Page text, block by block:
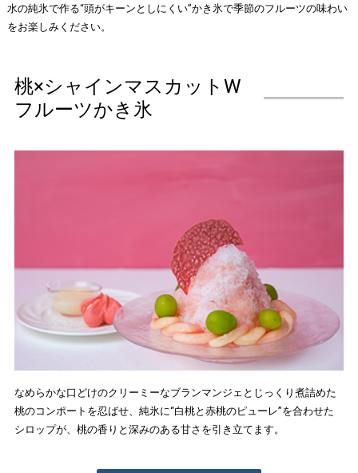
水の純氷で作る“頭がキーンとしにくい”かき氷で季節のフルーツの味わい
をお楽しみください。
桃×シャインマスカットW
フルーツかき氷
なめらかな口どけのクリーミーなブランマンジェとじっくり煮詰めた
桃のコンポートを忍ばせ、純氷に“白桃と赤桃のピューレ”を合わせた
シロップが、桃の香りと深みのある甘さを引き立てます。